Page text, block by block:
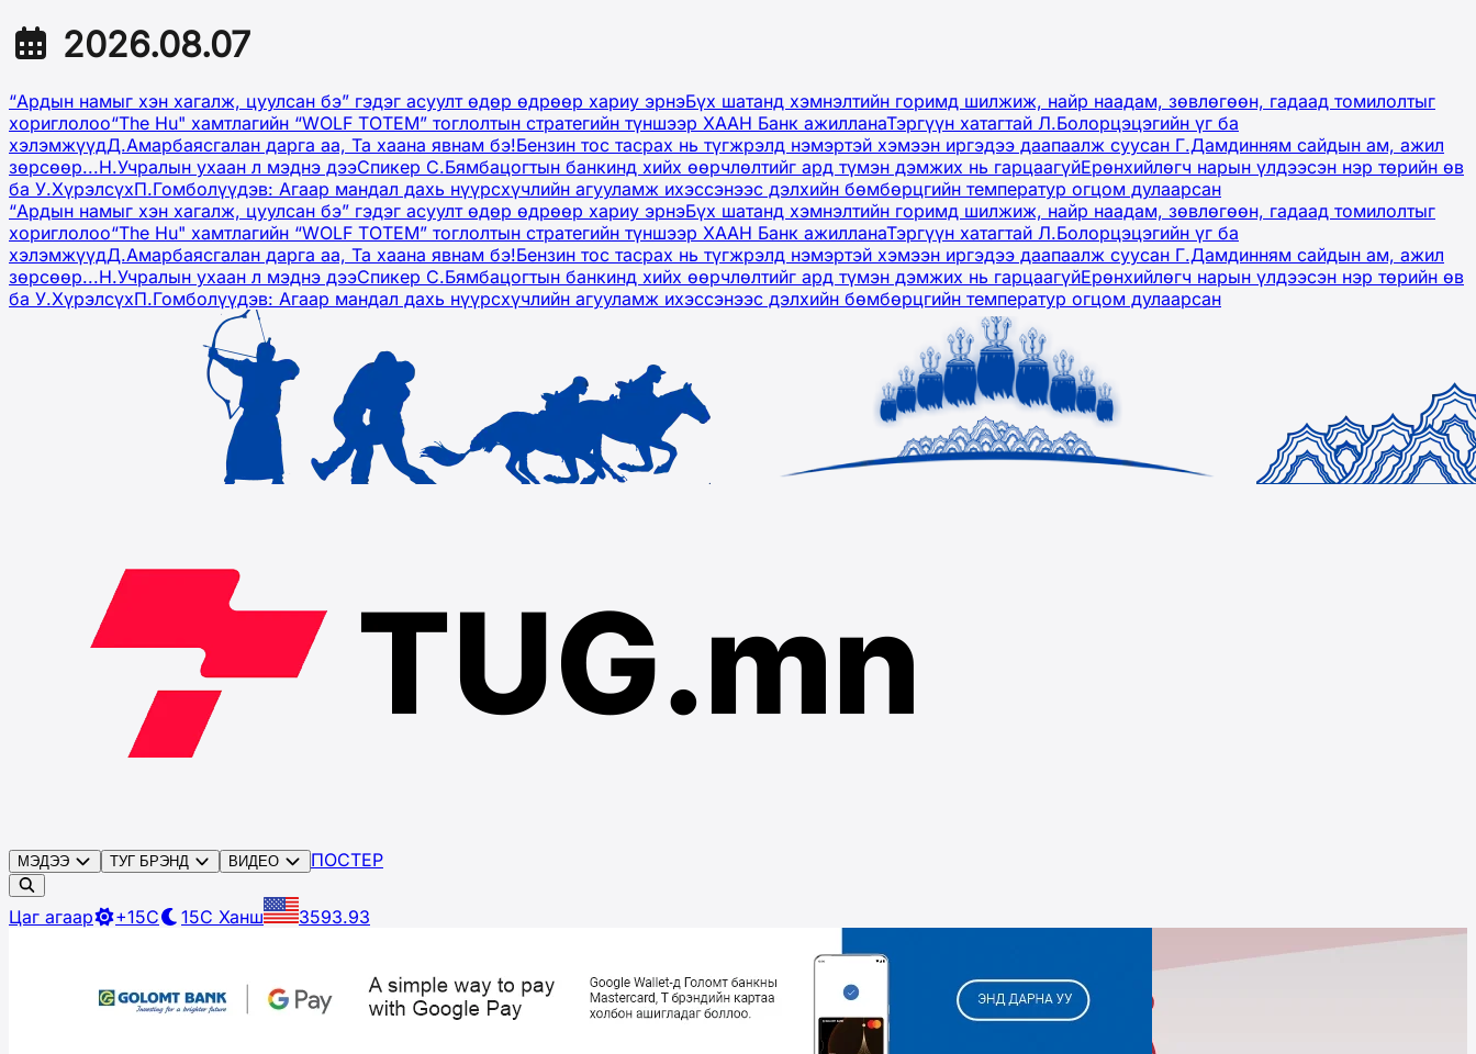
2026.08.07
“Ардын намыг хэн хагалж, цуулсан бэ” гэдэг асуулт өдөр өдрөөр хариу эрнэБүх шатанд хэмнэлтийн горимд шилжиж, найр наадам, зөвлөгөөн, гадаад томилолтыг
хориглолоо“The Hu" хамтлагийн “WOLF TOTEM” тоглолтын стратегийн түншээр ХААН Банк ажилланаТэргүүн хатагтай Л.Болорцэцэгийн үг ба
хэлэмжүүдД.Амарбаясгалан дарга аа, Та хаана явнам бэ!Бензин тос тасрах нь түгжрэлд нэмэртэй хэмээн иргэдээ даапаалж суусан Г.Дамдинням сайдын ам, ажил
зөрсөөр...Н.Учралын ухаан л мэднэ дээСпикер С.Бямбацогтын банкинд хийх өөрчлөлтийг ард түмэн дэмжих нь гарцаагүйЕрөнхийлөгч нарын үлдээсэн нэр төрийн өв
ба У.ХүрэлсүхП.Гомболүүдэв: Агаар мандал дахь нүүрсхүчлийн агууламж ихэссэнээс дэлхийн бөмбөрцгийн температур огцом дулаарсан
“Ардын намыг хэн хагалж, цуулсан бэ” гэдэг асуулт өдөр өдрөөр хариу эрнэБүх шатанд хэмнэлтийн горимд шилжиж, найр наадам, зөвлөгөөн, гадаад томилолтыг
хориглолоо“The Hu" хамтлагийн “WOLF TOTEM” тоглолтын стратегийн түншээр ХААН Банк ажилланаТэргүүн хатагтай Л.Болорцэцэгийн үг ба
хэлэмжүүдД.Амарбаясгалан дарга аа, Та хаана явнам бэ!Бензин тос тасрах нь түгжрэлд нэмэртэй хэмээн иргэдээ даапаалж суусан Г.Дамдинням сайдын ам, ажил
зөрсөөр...Н.Учралын ухаан л мэднэ дээСпикер С.Бямбацогтын банкинд хийх өөрчлөлтийг ард түмэн дэмжих нь гарцаагүйЕрөнхийлөгч нарын үлдээсэн нэр төрийн өв
ба У.ХүрэлсүхП.Гомболүүдэв: Агаар мандал дахь нүүрсхүчлийн агууламж ихэссэнээс дэлхийн бөмбөрцгийн температур огцом дулаарсан
МЭДЭЭ ТУГ БРЭНД ВИДЕО ПОСТЕР
Цаг агаар +15C 15C Ханш 3593.93